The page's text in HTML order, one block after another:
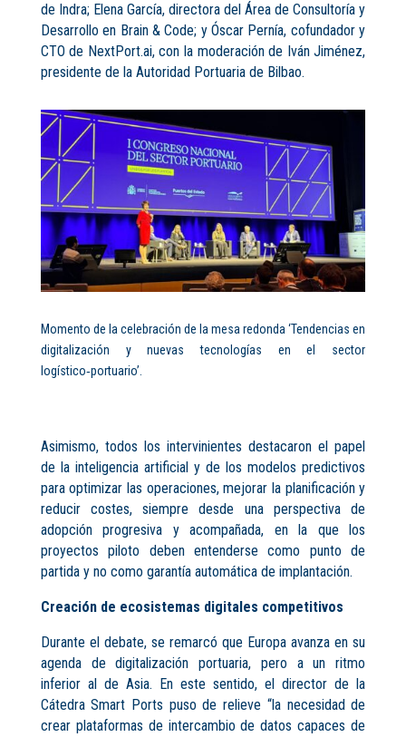
de Indra; Elena García, directora del Área de Consultoría y
Desarrollo en Brain & Code; y Óscar Pernía, cofundador y
CTO de NextPort.ai, con la moderación de Iván Jiménez,
presidente de la Autoridad Portuaria de Bilbao.
Momento de la celebración de la mesa redonda ‘Tendencias en
digitalización y nuevas tecnologías en el sector
logístico‑portuario’.
Asimismo, todos los intervinientes destacaron el papel
de la inteligencia artificial y de los modelos predictivos
para optimizar las operaciones, mejorar la planificación y
reducir costes, siempre desde una perspectiva de
adopción progresiva y acompañada, en la que los
proyectos piloto deben entenderse como punto de
partida y no como garantía automática de implantación.
Creación de ecosistemas digitales competitivos
Durante el debate, se remarcó que Europa avanza en su
agenda de digitalización portuaria, pero a un ritmo
inferior al de Asia. En este sentido, el director de la
Cátedra Smart Ports puso de relieve “la necesidad de
crear plataformas de intercambio de datos capaces de